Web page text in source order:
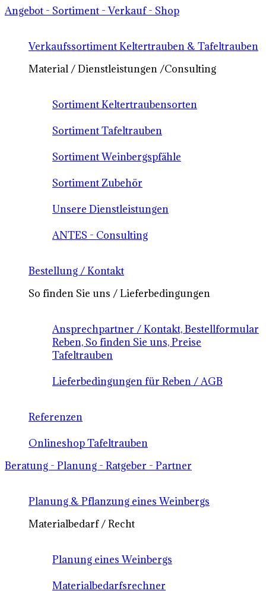
Angebot - Sortiment - Verkauf - Shop
Verkaufssortiment Keltertrauben & Tafeltrauben
Material / Dienstleistungen /Consulting
Sortiment Keltertraubensorten
Sortiment Tafeltrauben
Sortiment Weinbergspfähle
Sortiment Zubehör
Unsere Dienstleistungen
ANTES - Consulting
Bestellung / Kontakt
So finden Sie uns / Lieferbedingungen
Ansprechpartner / Kontakt, Bestellformular
Reben, So finden Sie uns, Preise
Tafeltrauben
Lieferbedingungen für Reben / AGB
Referenzen
Onlineshop Tafeltrauben
Beratung - Planung - Ratgeber - Partner
Planung & Pflanzung eines Weinbergs
Materialbedarf / Recht
Planung eines Weinbergs
Materialbedarfsrechner